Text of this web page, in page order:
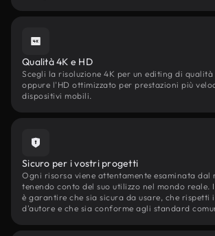
Qualità 4K e HD
Scegli la risoluzione 4K per un editing di
oppure l'HD ottimizzato per prestazioni più
dispositivi mobili.
Sicuro per i vostri progetti
Ogni risorsa viene attentamente esaminata dal
tenendo conto del suo utilizzo nel mondo reale.
è garantire che sia sicura da usare, che
d'autore e che sia conforme agli standard